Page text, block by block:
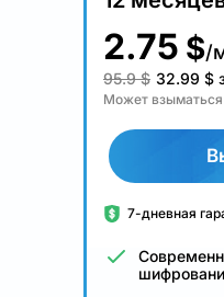
2.75 $/
95.9 $ 32.99 $
Может
7-дневная